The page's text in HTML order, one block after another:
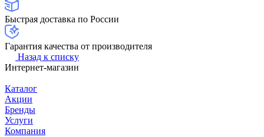
Быстрая доставка по России
Гарантия качества от производителя
Назад к списку
Интернет-магазин
Каталог
Акции
Бренды
Услуги
Компания